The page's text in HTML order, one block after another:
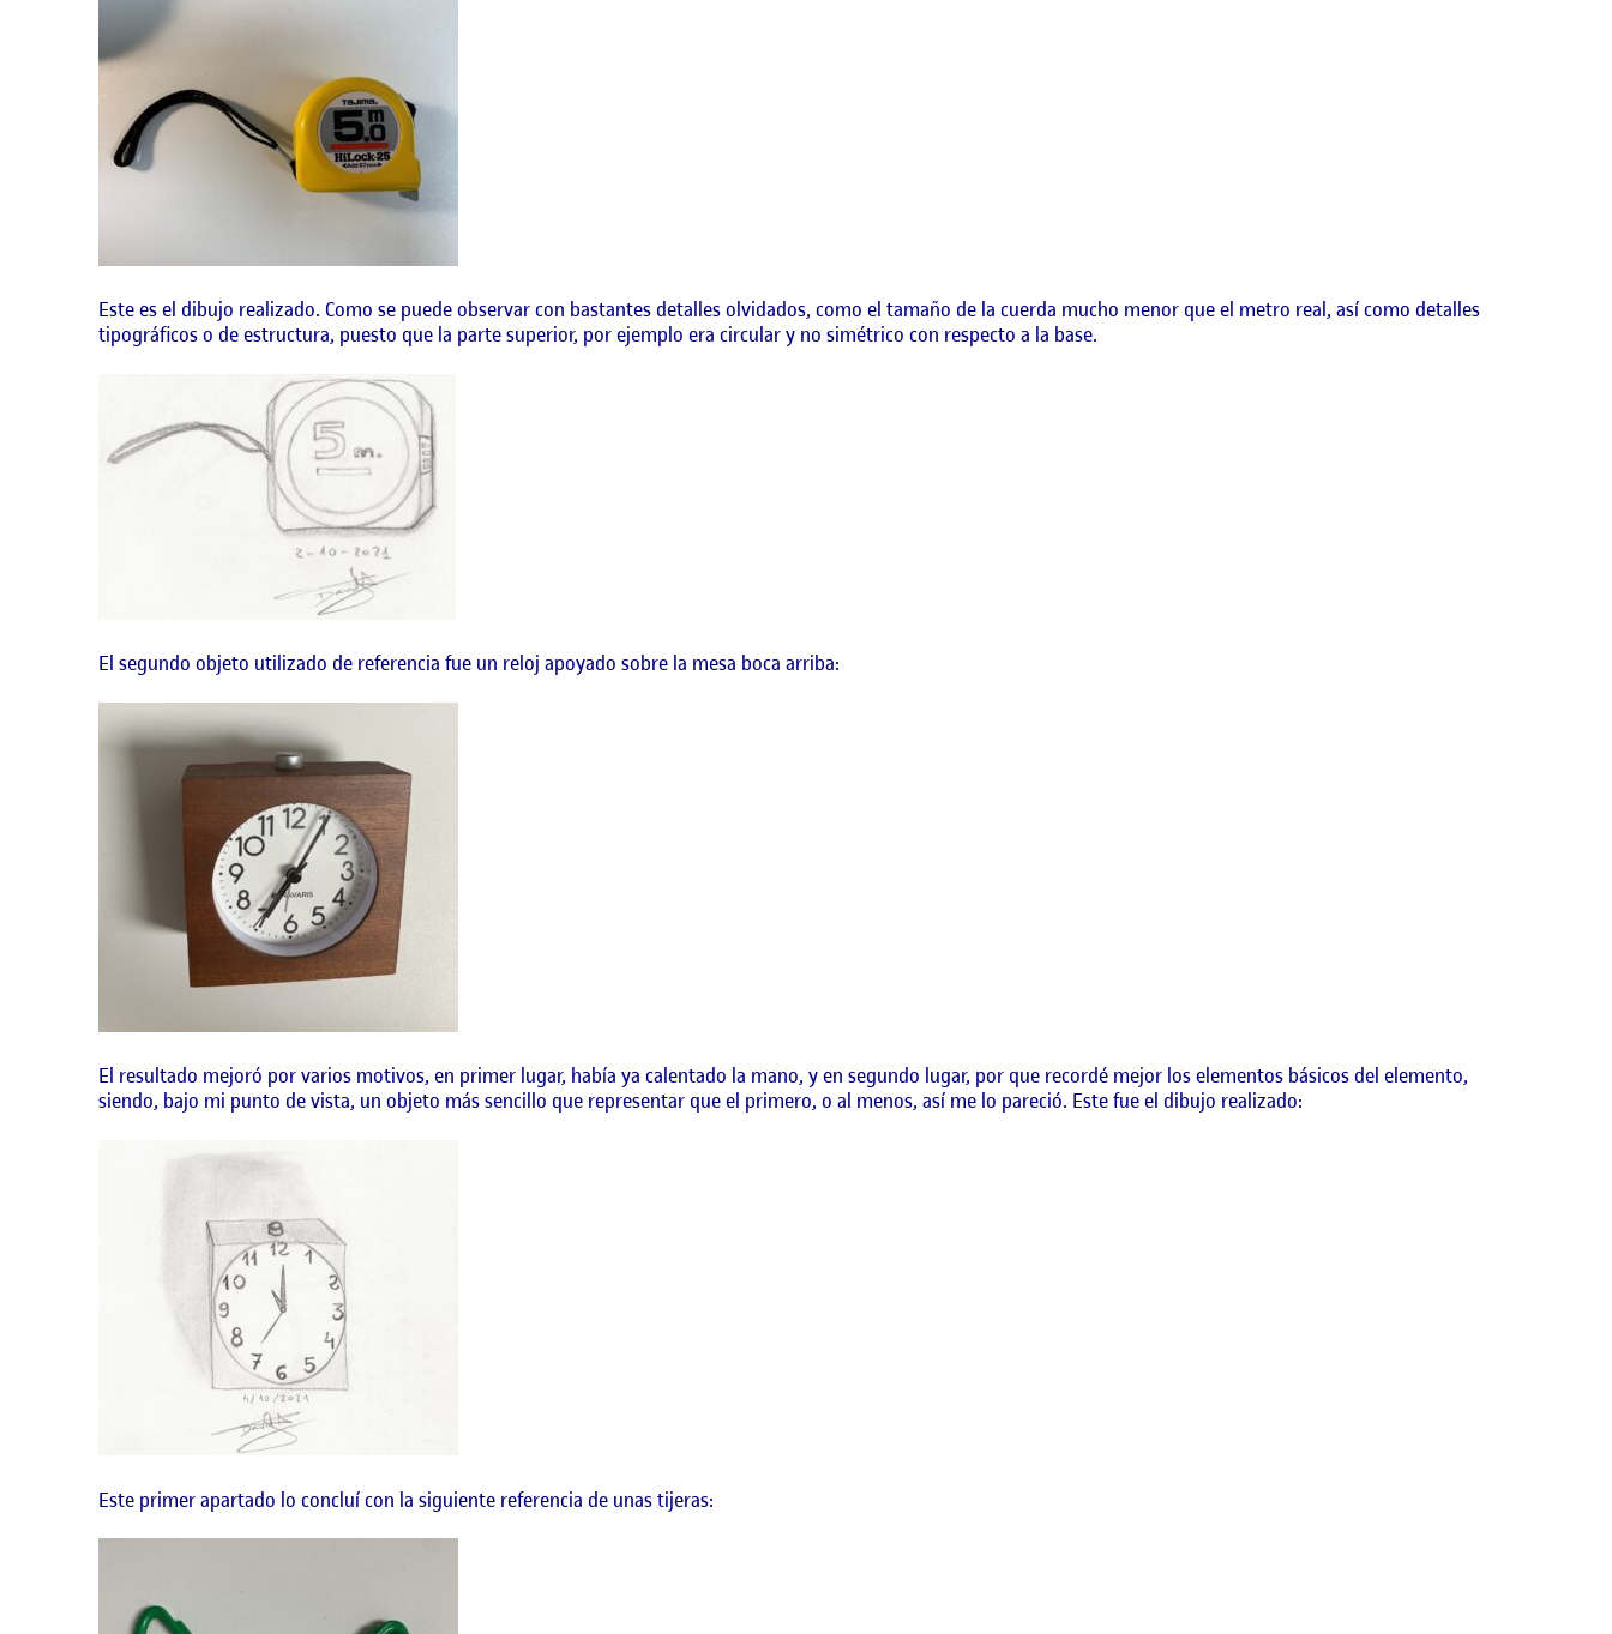
Este es el dibujo realizado. Como se puede observar con bastantes detalles olvidados, como el tamaño de la cuerda mucho menor que el metro real, así como detalles
tipográficos o de estructura, puesto que la parte superior, por ejemplo era circular y no simétrico con respecto a la base.
El segundo objeto utilizado de referencia fue un reloj apoyado sobre la mesa boca arriba:
El resultado mejoró por varios motivos, en primer lugar, había ya calentado la mano, y en segundo lugar, por que recordé mejor los elementos básicos del elemento,
siendo, bajo mi punto de vista, un objeto más sencillo que representar que el primero, o al menos, así me lo pareció. Este fue el dibujo realizado:
Este primer apartado lo concluí con la siguiente referencia de unas tijeras: